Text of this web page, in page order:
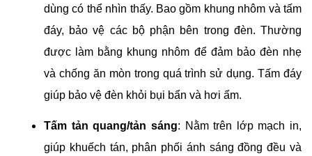
dùng có thể nhìn thấy. Bao gồm khung nhôm và tấm
đáy, bảo vệ các bộ phận bên trong đèn. Thường
được làm bằng khung nhôm để đảm bảo đèn nhẹ
và chống ăn mòn trong quá trình sử dụng. Tấm đáy
giúp bảo vệ đèn khỏi bụi bẩn và hơi ẩm.
Tấm tản quang/tản sáng: Nằm trên lớp mạch in,
giúp khuếch tán, phân phối ánh sáng đồng đều và